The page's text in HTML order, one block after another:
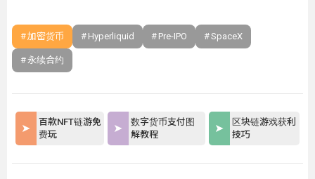
加密货币 Hyperliquid Pre-IPO SpaceX
永续合约
百款NFT链游免
费玩
数字货币支付图
解教程
区块链游戏获利
技巧